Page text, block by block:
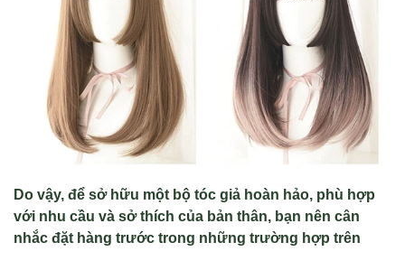
Do vậy, để sở hữu một bộ tóc giả hoàn hảo, phù hợp
với nhu cầu và sở thích của bản thân, bạn nên cân
nhắc đặt hàng trước trong những trường hợp trên